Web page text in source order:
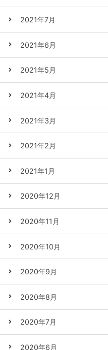
2021年7月
2021年6月
2021年5月
2021年4月
2021年3月
2021年2月
2021年1月
2020年12月
2020年11月
2020年10月
2020年9月
2020年8月
2020年7月
2020年6月